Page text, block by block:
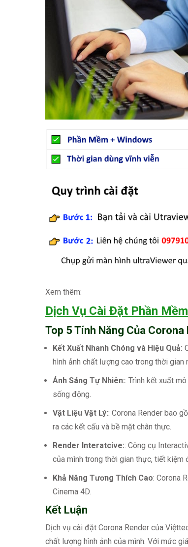
Xem thêm:
Dịch Vụ Cài Đặt Phần
Top 5 Tính Năng Của Corona
Kết Xuất Nhanh Chóng và Hiệu Quả:
hình ảnh chất lượng cao trong thời gian
Ánh Sáng Tự Nhiên:: Trình kết xuất
sống động.
Vật Liệu Vật Lý:: Corona Render bao
ra các kết cấu và bề mặt chân thực.
Render Interatcive:: Công cụ
của mình trong thời gian thực, tiết kiệm
Khả Năng Tương Thích Cao: Corona
Cinema 4D.
Kết Luận
Dịch vụ cài đặt Corona Render của
chất lượng hình ảnh của mình. Với mức